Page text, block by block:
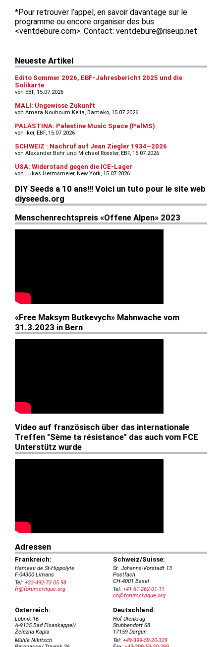
*Pour retrouver l’appel, en savoir davantage sur le
programme ou encore organiser des bus:
<ventdebure.com>. Contact: ventdebure@riseup.net